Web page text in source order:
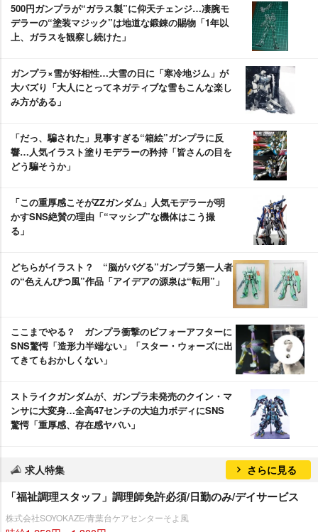
500円ガンプラが“ガラス製”に仰天チェンジ…凄腕モ
デラーの“塗装マジック”は地道な鍛錬の賜物「1年以
上、ガラスを観察し続けた」
ガンプラ×雪が好相性…大雪の日に「寒冷地ジム」が
大バズり「大人にとってネガティブな雪もこんな楽し
み方がある」
「だっ、騙された」見事すぎる“箱絵”ガンプラに反
響…人気イラスト塗りモデラーの矜持「皆さんの目を
どう騙そうか」
「この重厚感こそがZZガンダム」人気モデラーが明
かすSNS絶賛の理由「“マッシブ”な機体はこう撮
る」
どちらがイラスト？ “脳がバグる”ガンプラ第一人者
の“色えんぴつ風”作品「アイデアの源泉は“転用”」
ここまでやる？ ガンプラ衝撃のビフォーアフターに
SNS驚愕「造形力半端ない」「スター・ウォーズに出
てきてもおかしくない」
ストライクガンダムが、ガンプラ未発売のクイン・マ
ンサに大変身…全高47センチの大迫力ボディにSNS
驚愕「重厚感、存在感ヤバい」
求人特集 さらに見る
「福祉調理スタッフ」調理師免許必須/日勤のみ/デイサービス
株式会社SOYOKAZE/青葉台ケアセンターそよ風